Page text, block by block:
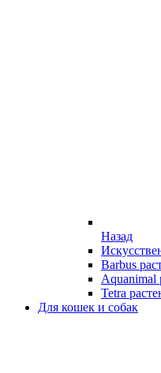
Назад
Barbus
Aquanimal
Tetra
Для кошек и собак